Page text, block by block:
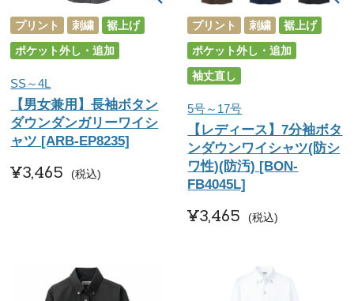
プリント 刺繍
裾上げ
ポケット外し・追加
SS～4L
【男女兼用】長袖ボタン
ダウンダンガリーワイシ
ャツ [ARB-EP8235]
¥3,465 税込
プリント 刺繍
裾上げ
ポケット外し・追加
袖丈直し
5号～17号
【レディース】7分袖ボタ
ンダウンワイシャツ(防シ
ワ性)(防汚) [BON-
FB4045L]
¥3,465 税込